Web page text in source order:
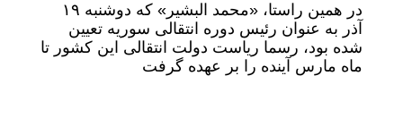
در همین راستا، «محمد البشیر» که دوشنبه ۱۹
آذر به عنوان رئیس دوره انتقالی سوریه تعیین
شده بود، رسما ریاست دولت انتقالی این کشور تا
ماه مارس آینده را بر عهده گرفت